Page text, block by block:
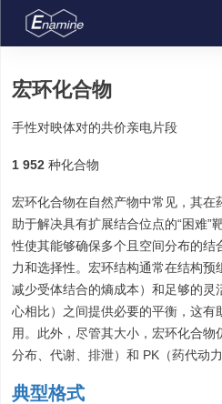
宏环化合物
手性对映体对的共价亲电片段
1 952 种化合物
宏环化合物在自然产物中常见，其在
助于解决具有扩展结合位点的“困难”
性使其能够确保多个且空间分布的结
力和选择性。宏环结构通常在结构预
减少受体结合的熵成本）和足够的灵
心相比）之间提供必要的平衡，这有
用。此外，尽管其大小，宏环化合物
分布、代谢、排泄）和 PK（药代动力
典型格式